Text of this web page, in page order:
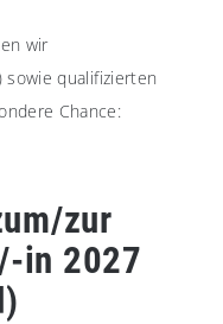
wir
sowie qualifizierten
Chance:
zur
in 2027